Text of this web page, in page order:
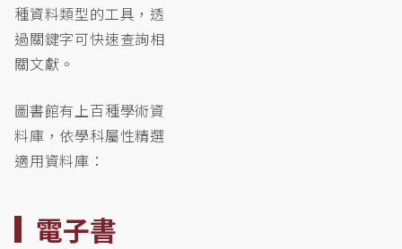
種資料類型的工具，透
過關鍵字可快速查詢相
關文獻。
圖書館有上百種學術資
料庫，依學科屬性精選
適用資料庫：
電子書